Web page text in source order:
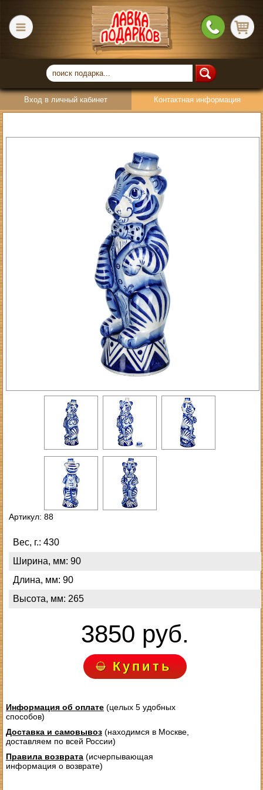
Вход в личный кабинет Контактная информация
Артикул: 88
Вес, г.: 430
Ширина, мм: 90
Длина, мм: 90
Высота, мм: 265
3850 руб.
Купить
Информация об оплате(целых 5 удобных
способов)
Доставка и самовывоз(находимся в Москве,
доставляем по всей России)
Правила возврата(исчерпывающая
информация о возврате)